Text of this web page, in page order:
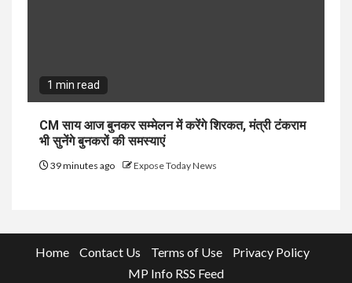
1 min read
CM साय आज बुनकर सम्मेलन में करेंगे शिरकत, मंत्री टंकराम
भी सुनेंगे बुनकरों की समस्याएं
39 minutes ago Expose Today News
Home Contact Us Terms of Use
Privacy Policy
MP Info RSS Feed